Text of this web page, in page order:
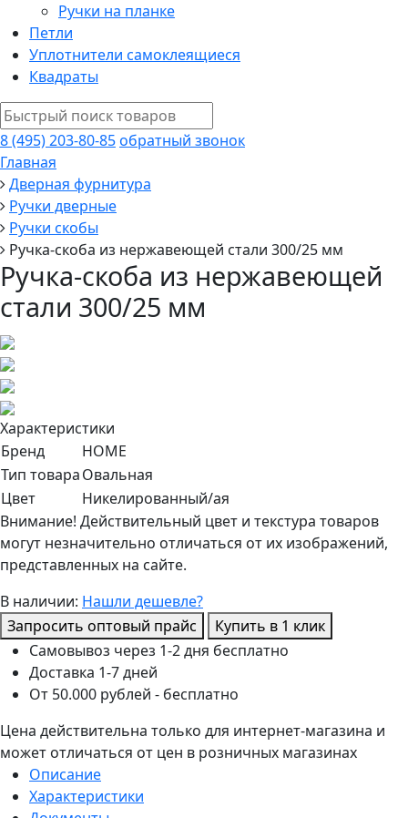
Ручки на планке
Петли
Уплотнители самоклеящиеся
Квадраты
8 (495) 203-80-85обратный звонок
Главная
Дверная фурнитура
Ручки дверные
Ручки скобы
Ручка-скоба из нержавеющей стали 300/25 мм
Ручка-скоба из нержавеющей
стали 300/25 мм
Характеристики
Бренд
HOME
Тип товараОвальная
Цвет
Никелированный/ая
Внимание! Действительный цвет и текстура товаров
могут незначительно отличаться от их изображений,
представленных на сайте.
В наличии: Нашли дешевле?
Запросить оптовый прайс
Купить в 1 клик
Самовывоз через 1-2 дня бесплатно
Доставка 1-7 дней
От 50.000 рублей - бесплатно
Цена действительна только для интернет-магазина и
может отличаться от цен в розничных магазинах
Описание
Характеристики